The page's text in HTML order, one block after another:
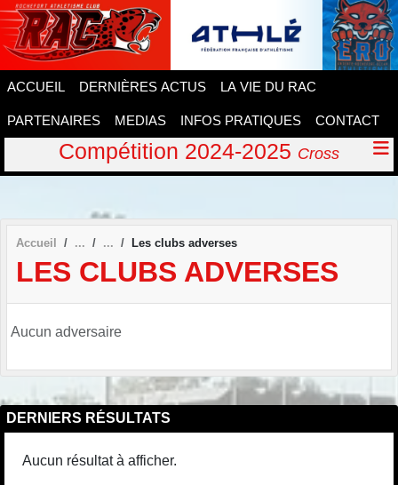
ACCUEIL DERNIÈRES ACTUS LA VIE DU RAC
PARTENAIRES MEDIAS INFOS PRATIQUES CONTACT
Compétition 2024-2025 Cross
Accueil Les clubs adverses
LES CLUBS ADVERSES
Aucun adversaire
DERNIERS RÉSULTATS
Aucun résultat à afficher.
Panneau de gestion des cookies